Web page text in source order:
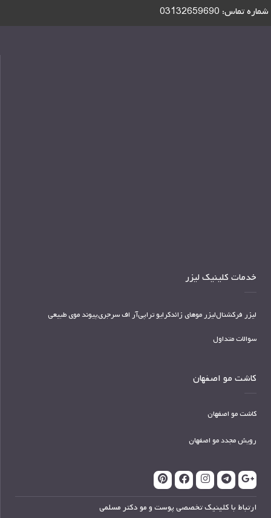
شماره تماس: 03132659690
خدمات کلینیک لیزر
لیزر فرکشناللیزر موهای زائدکرایو تراپیآر اف سرجریپیوند موی طبیعی
سوالات متداول
کاشت مو اصفهان
کاشت مو اصفهان
رویش مجدد مو اصفهان
ارتباط با کلینیک تخصصی پوست و مو دکتر مسلمی